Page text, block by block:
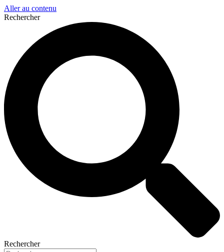
Aller au contenu
Rechercher
Rechercher